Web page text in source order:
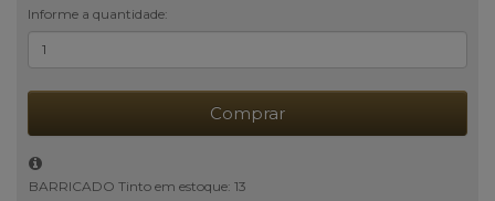
Informe a quantidade:
Comprar
BARRICADO Tinto em estoque: 13